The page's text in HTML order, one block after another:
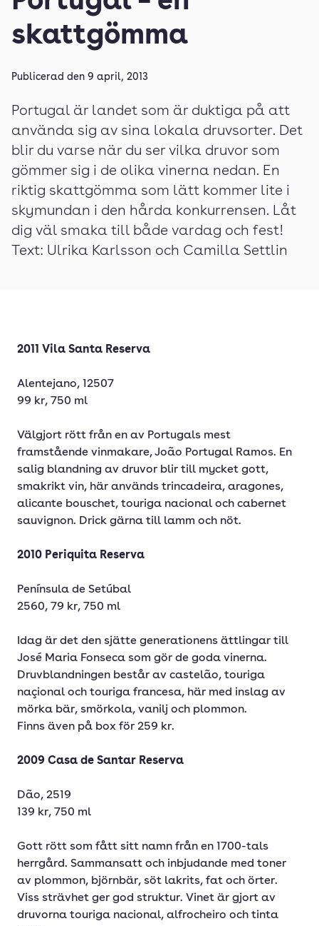
skattgömma
Publicerad den 9 april, 2013
Portugal är landet som är duktiga på att
använda sig av sina lokala druvsorter. Det
blir du varse när du ser vilka druvor som
gömmer sig i de olika vinerna nedan. En
riktig skattgömma som lätt kommer lite i
skymundan i den hårda konkurrensen. Låt
dig väl smaka till både vardag och fest!
Text: Ulrika Karlsson och Camilla Settlin
2011 Vila Santa Reserva
Alentejano, 12507
99 kr, 750 ml
Välgjort rött från en av Portugals mest
framstående vinmakare, João Portugal Ramos. En
salig blandning av druvor blir till mycket gott,
smakrikt vin, här används trincadeira, aragones,
alicante bouschet, touriga nacional och cabernet
sauvignon. Drick gärna till lamm och nöt.
2010 Periquita Reserva
Península de Setúbal
2560, 79 kr, 750 ml
Idag är det den sjätte generationens ättlingar till
José Maria Fonseca som gör de goda vinerna.
Druvblandningen består av castelão, touriga
naçional och touriga francesa, här med inslag av
mörka bär, smörkola, vanilj och plommon.
Finns även på box för 259 kr.
2009 Casa de Santar Reserva
Dão, 2519
139 kr, 750 ml
Gott rött som fått sitt namn från en 1700-tals
herrgård. Sammansatt och inbjudande med toner
av plommon, björnbär, söt lakrits, fat och örter.
Viss strävhet ger god struktur. Vinet är gjort av
druvorna touriga nacional, alfrocheiro och tinta